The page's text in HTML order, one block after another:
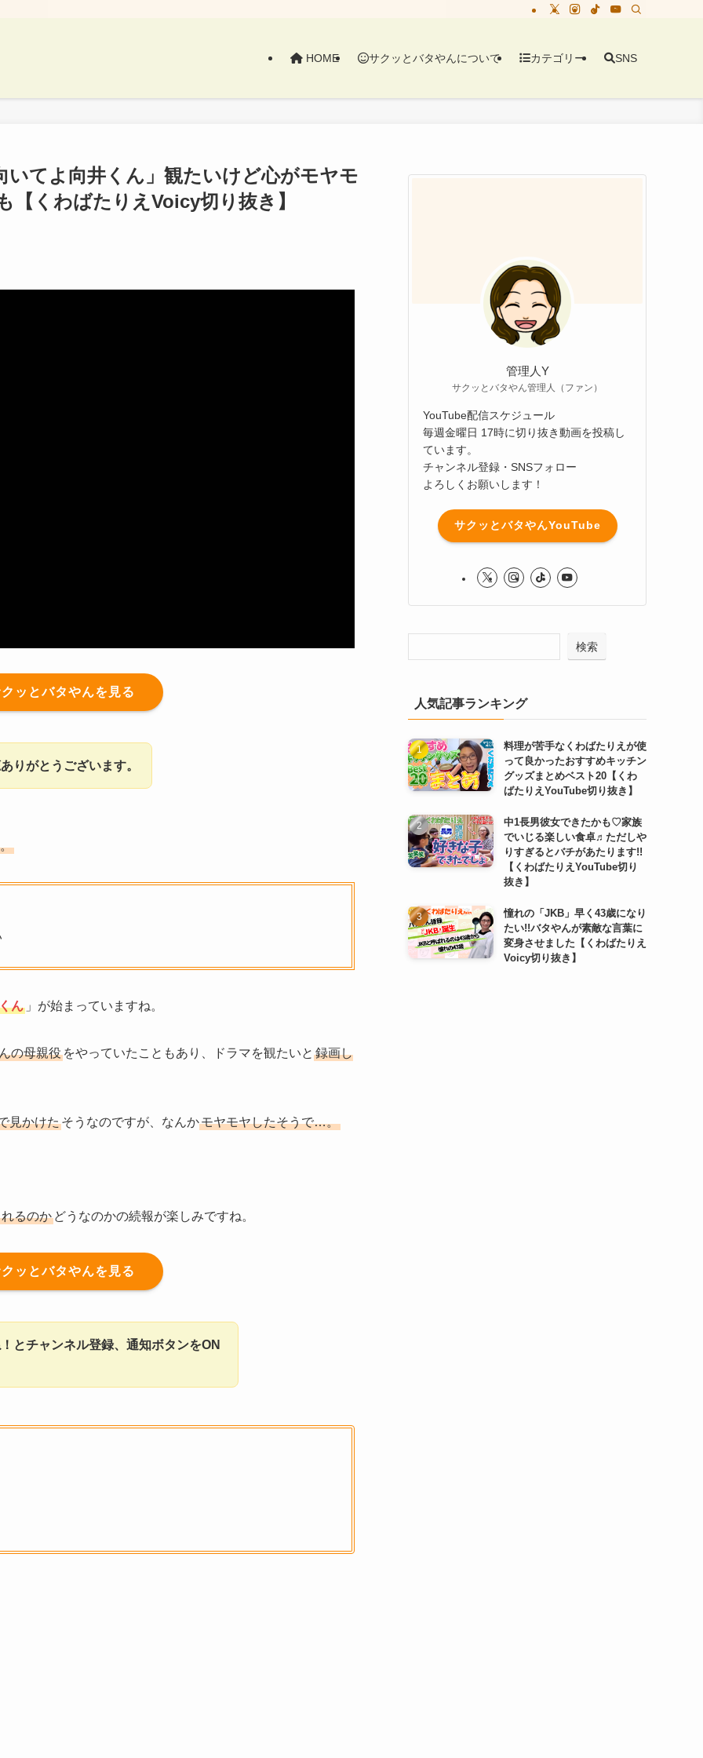
HOME サクッとバタやんについて カテゴリー SNS
いてよ向井くん」観たいけど心がモヤモ
くわばたりえVoicy切り抜き】
ッとバタやんを見る
りがとうございます。
ん 」が始まっていますね。
の母親役 をやっていたこともあり、ドラマを観たいと 録画し
見かけたそうなのですが、なんかモヤモヤしたそうで…。
るのか どうなのかの続報が楽しみですね。
ッとバタやんを見る
とチャンネル登録、通知ボタンをON
管理人Y
サクッとバタやん管理人（ファン）
YouTube配信スケジュール
毎週金曜日 17時に切り抜き動画を投稿し
ています。
チャンネル登録・SNSフォロー
よろしくお願いします！
サクッとバタやんYouTube
検索
人気記事ランキング
料理が苦手なくわばたりえが使
って良かったおすすめキッチン
グッズまとめベスト20【くわ
ばたりえYouTube切り抜き】
中1長男彼女できたかも♡家族
でいじる楽しい食卓♬ただしや
りすぎるとバチがあたります!!
【くわばたりえYouTube切り
抜き】
憧れの「JKB」早く43歳になり
たい!!バタやんが素敵な言葉に
変身させました【くわばたりえ
Voicy切り抜き】